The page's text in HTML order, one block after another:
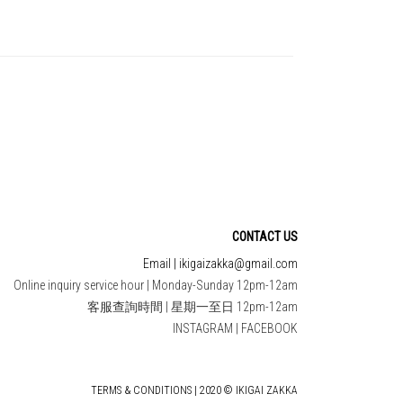
CONTACT US
Email | ikigaizakka@gmail.com
Online inquiry service hour | Monday-Sunday 12pm-12am
客服查詢時間 | 星期一至日 12pm-12am
INSTAGRAM
FACEBOOK
TERMS & CONDITIONS | 2020 © IKIGAI ZAKKA